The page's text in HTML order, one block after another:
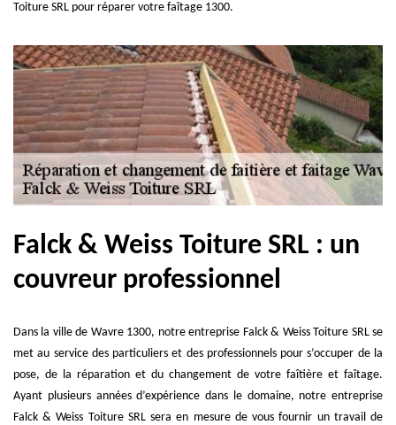
Toiture SRL pour réparer votre faîtage 1300.
Falck & Weiss Toiture SRL : un
couvreur professionnel
Dans la ville de Wavre 1300, notre entreprise Falck & Weiss Toiture SRL se
met au service des particuliers et des professionnels pour s’occuper de la
pose, de la réparation et du changement de votre faîtière et faîtage.
Ayant plusieurs années d’expérience dans le domaine, notre entreprise
Falck & Weiss Toiture SRL sera en mesure de vous fournir un travail de